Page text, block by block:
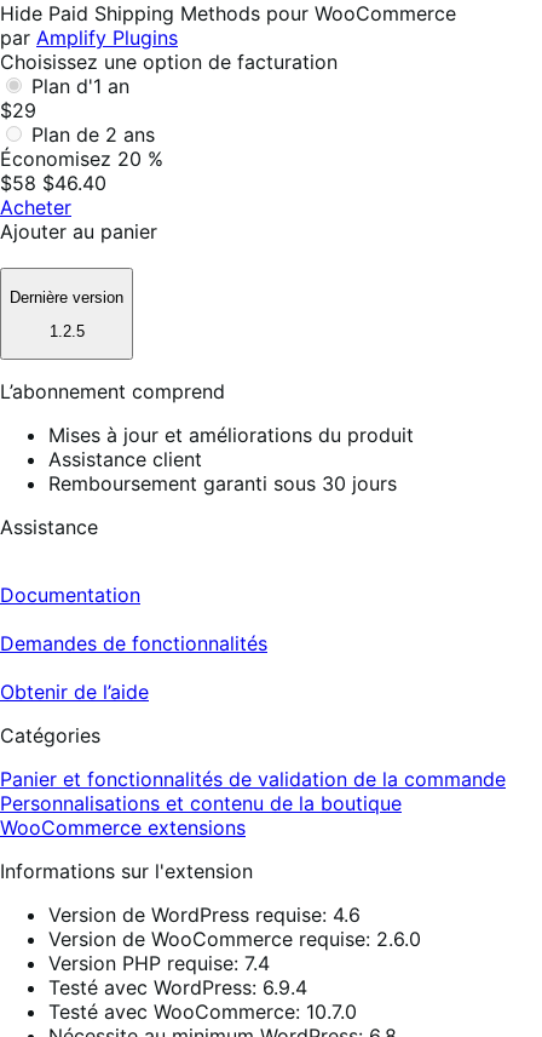
Hide Paid Shipping Methods pour WooCommerce
par Amplify Plugins
Choisissez une option de facturation
Plan d'1 an
$29
Plan de 2 ans
Économisez 20 %
$58 $46.40
Acheter
Ajouter au panier
Dernière version
1.2.5
L’abonnement comprend
Mises à jour et améliorations du produit
Assistance client
Remboursement garanti sous 30 jours
Assistance
Documentation
Demandes de fonctionnalités
Obtenir de l’aide
Catégories
Panier et fonctionnalités de validation de la commande
Personnalisations et contenu de la boutique
WooCommerce extensions
Informations sur l'extension
Version de WordPress requise: 4.6
Version de WooCommerce requise: 2.6.0
Version PHP requise: 7.4
Testé avec WordPress: 6.9.4
Testé avec WooCommerce: 10.7.0